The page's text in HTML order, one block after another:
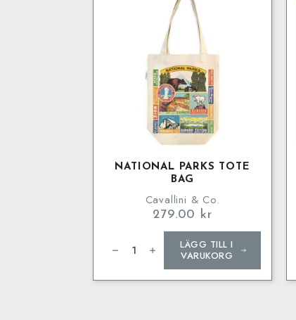
NATIONAL PARKS TOTE
BAG
Cavallini & Co.
279.00 kr
Tote
LÄGG TILL I
VARUKORG